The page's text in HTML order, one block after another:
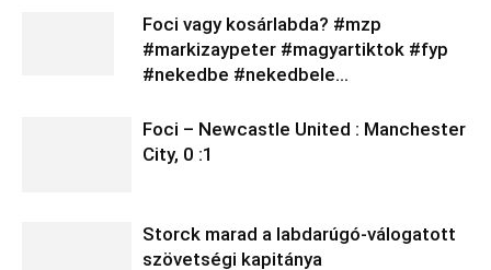
Foci vagy kosárlabda? #mzp
#markizaypeter #magyartiktok #fyp
#nekedbe #nekedbele…
Foci – Newcastle United : Manchester
City, 0 :1
Storck marad a labdarúgó-válogatott
szövetségi kapitánya